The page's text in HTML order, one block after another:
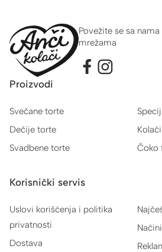
Povežite se sa
mrežama
Proizvodi
Svečane torte
Dečije torte
Svadbene torte
Kolači
Čoko
Korisnički servis
Uslovi korišćenja i politika
privatnosti
Dostava